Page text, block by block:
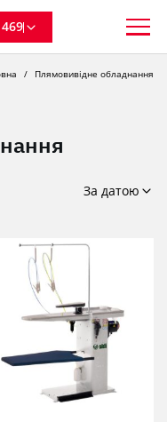
Плямовивідне обладнання
За датою